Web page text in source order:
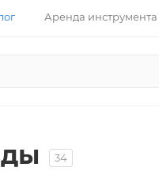
Аренда инструмента
34